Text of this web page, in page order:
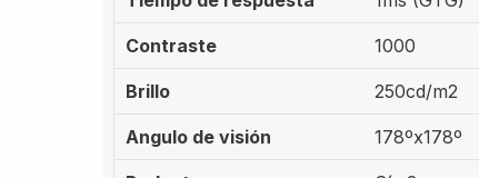
Contraste 1000
Brillo 250cd/m2
Angulo de visión 178ºx178º